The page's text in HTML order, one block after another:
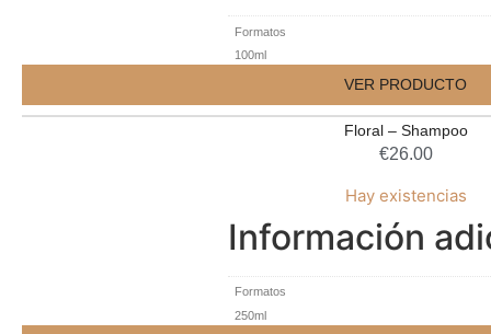
Formatos
100ml
VER PRODUCTO
Floral – Shampoo
€26.00
Hay existencias
Información
Formatos
250ml